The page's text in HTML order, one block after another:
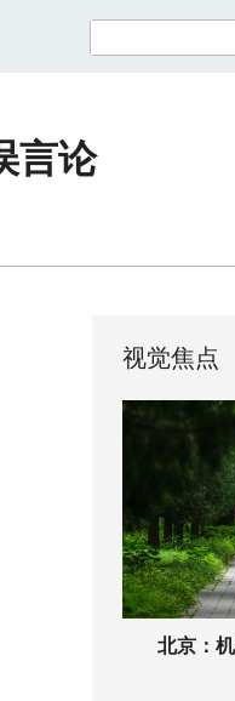
言论
视觉焦点
北京：